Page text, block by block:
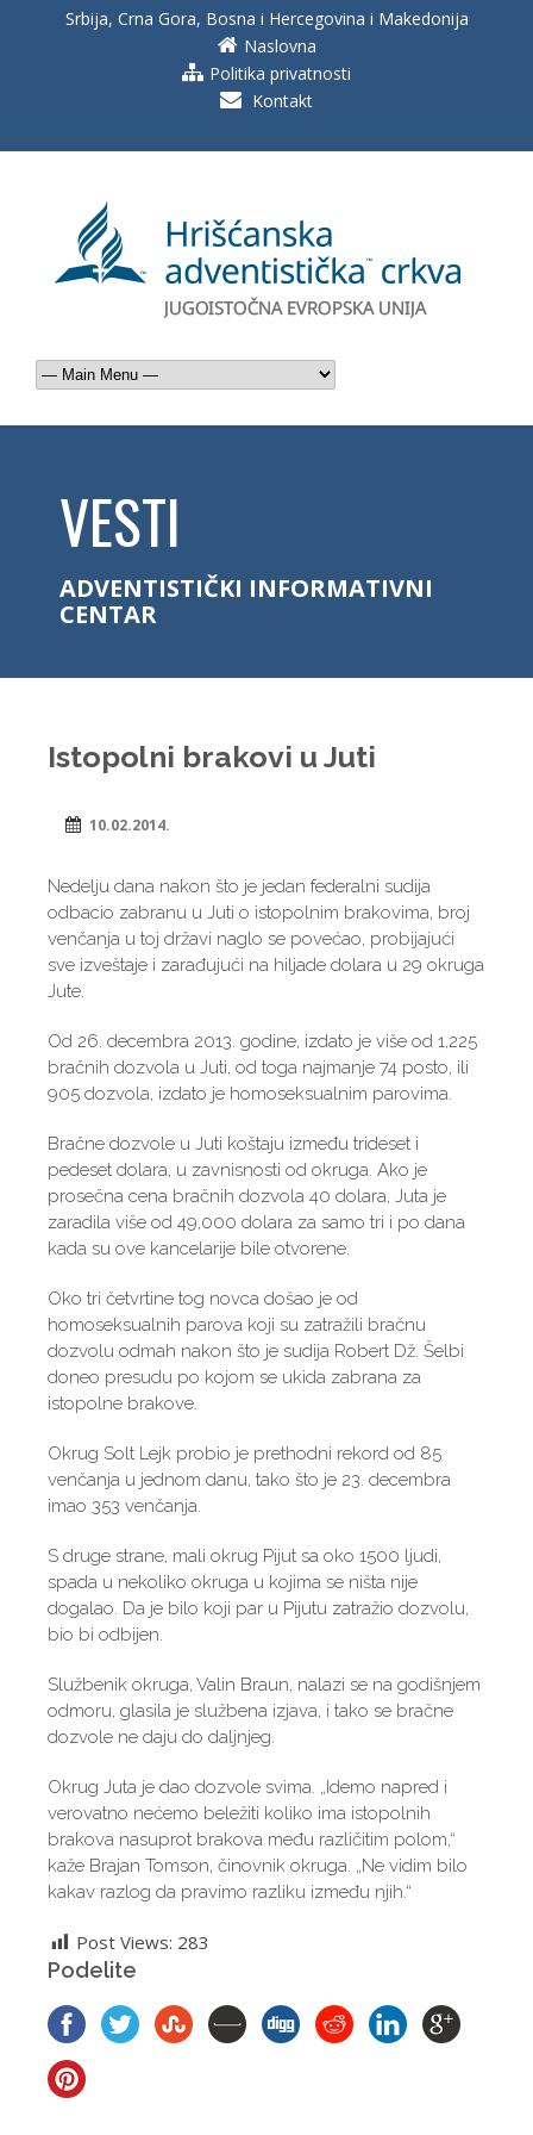
Srbija, Crna Gora, Bosna i Hercegovina i Makedonija
Naslovna
Politika privatnosti
Kontakt
VESTI
ADVENTISTIČKI INFORMATIVNI
CENTAR
Istopolni brakovi u Juti
10.02.2014.
Nedelju dana nakon što je jedan federalni sudija
odbacio zabranu u Juti o istopolnim brakovima, broj
venčanja u toj državi naglo se povećao, probijajući
sve izveštaje i zarađujući na hiljade dolara u 29 okruga
Jute.
Od 26. decembra 2013. godine, izdato je više od 1,225
bračnih dozvola u Juti, od toga najmanje 74 posto, ili
905 dozvola, izdato je homoseksualnim parovima.
Bračne dozvole u Juti koštaju između trideset i
pedeset dolara, u zavnisnosti od okruga. Ako je
prosečna cena bračnih dozvola 40 dolara, Juta je
zaradila više od 49,000 dolara za samo tri i po dana
kada su ove kancelarije bile otvorene.
Oko tri četvrtine tog novca došao je od
homoseksualnih parova koji su zatražili bračnu
dozvolu odmah nakon što je sudija Robert Dž. Šelbi
doneo presudu po kojom se ukida zabrana za
istopolne brakove.
Okrug Solt Lejk probio je prethodni rekord od 85
venčanja u jednom danu, tako što je 23. decembra
imao 353 venčanja.
S druge strane, mali okrug Pijut sa oko 1500 ljudi,
spada u nekoliko okruga u kojima se ništa nije
dogalao. Da je bilo koji par u Pijutu zatražio dozvolu,
bio bi odbijen.
Službenik okruga, Valin Braun, nalazi se na godišnjem
odmoru, glasila je službena izjava, i tako se bračne
dozvole ne daju do daljnjeg.
Okrug Juta je dao dozvole svima. „Idemo napred i
verovatno nećemo beležiti koliko ima istopolnih
brakova nasuprot brakova među različitim polom,“
kaže Brajan Tomson, činovnik okruga. „Ne vidim bilo
kakav razlog da pravimo razliku između njih.“
Post Views: 283
Podelite